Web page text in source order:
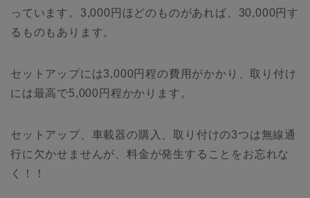
っています。3,000円ほどのものがあれば、30,000円す
るものもあります。
セットアップには3,000円程の費用がかかり、取り付け
には最高で5,000円程かかります。
セットアップ、車載器の購入、取り付けの3つは無線通
行に欠かせませんが、料金が発生することをお忘れな
く！！